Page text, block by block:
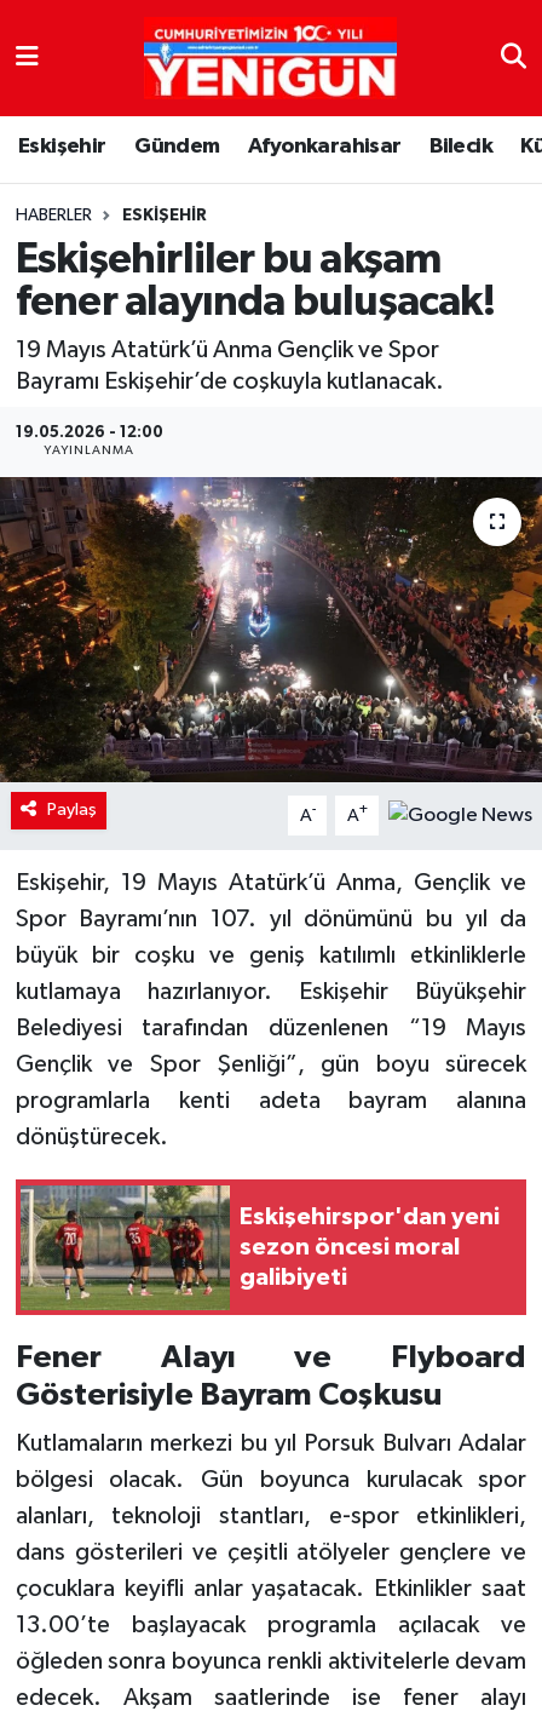
Eskişehir Gündem Afyonkarahisar Bilecik
HABERLER ESKIŞEHIR
Eskişehirliler bu akşam
fener alayında buluşacak!
19 Mayıs Atatürk’ü Anma Gençlik ve Spor
Bayramı Eskişehir’de coşkuyla kutlanacak.
19.05.2026 - 12:00
YAYINLANMA
Paylaş A- A+
Eskişehir, 19 Mayıs Atatürk’ü Anma, Gençlik ve
Spor Bayramı’nın 107. yıl dönümünü bu yıl da
büyük bir coşku ve geniş katılımlı etkinliklerle
kutlamaya hazırlanıyor. Eskişehir Büyükşehir
Belediyesi tarafından düzenlenen “19 Mayıs
Gençlik ve Spor Şenliği”, gün boyu sürecek
programlarla kenti adeta bayram alanına
dönüştürecek.
Eskişehirspor'dan yeni
sezon öncesi moral
galibiyeti
Fener Alayı ve Flyboard
Gösterisiyle Bayram Coşkusu
Kutlamaların merkezi bu yıl Porsuk Bulvarı Adalar
bölgesi olacak. Gün boyunca kurulacak spor
alanları, teknoloji stantları, e-spor etkinlikleri,
dans gösterileri ve çeşitli atölyeler gençlere ve
çocuklara keyifli anlar yaşatacak. Etkinlikler saat
13.00’te başlayacak programla açılacak ve
öğleden sonra boyunca renkli aktivitelerle devam
edecek. Akşam saatlerinde ise fener alayı
Nöbetçi Eczaneler
Hava Durumu
Trafik Durumu
Süper Lig Puan Durumu ve Fikstür
Tüm Manşetler